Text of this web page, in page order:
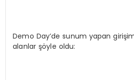
Demo Day’de sunum yapan
alanlar şöyle oldu: